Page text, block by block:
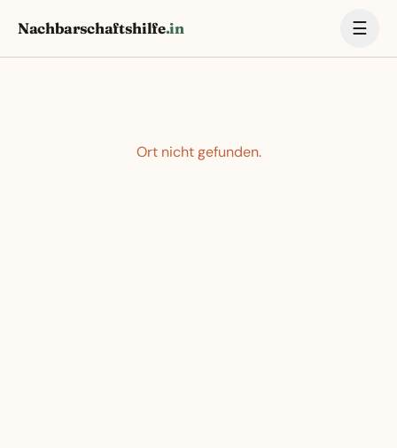
Nachbarschaftshilfe.in ☰
Ort nicht gefunden.